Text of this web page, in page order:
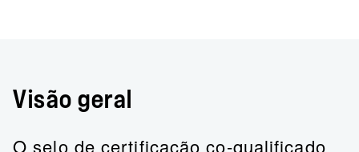
Visão geral
O selo de certificação co-qualificado